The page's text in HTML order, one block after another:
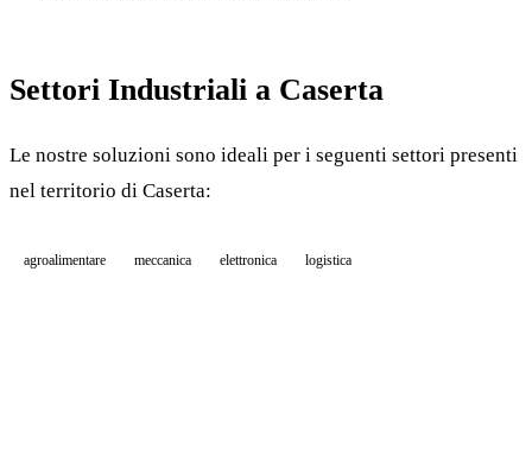
Settori Industriali a Caserta
Le nostre soluzioni sono ideali per i seguenti settori presenti
nel territorio di Caserta:
agroalimentare meccanica elettronica logistica